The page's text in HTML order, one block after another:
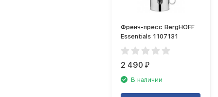
Френч-пресс BergHOFF
Essentials 1107131
2 490₽
В наличии